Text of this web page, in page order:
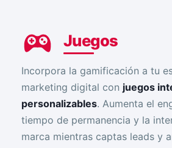
Juegos
Incorpora la gamificación a tu
marketing digital con juegos
personalizables. Aumenta el
tiempo de permanencia y la
marca mientras captas leads y